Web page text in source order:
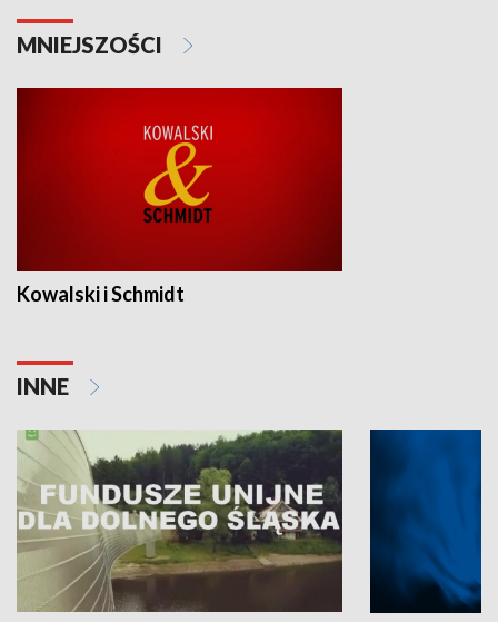
MNIEJSZOŚCI
Kowalski i Schmidt
INNE